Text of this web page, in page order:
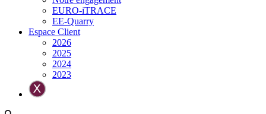
EURO-iTRACE
EE-Quarry
Espace Client
2026
2025
2024
2023